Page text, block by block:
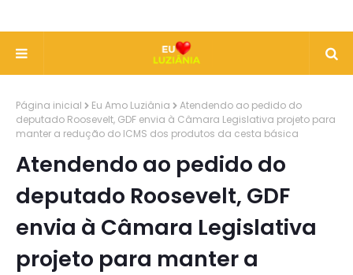
Página inicial Eu Amo Luziânia
Atendendo ao pedido do
deputado Roosevelt, GDF envia à Câmara Legislativa projeto para
manter a redução do ICMS dos produtos da cesta básica
Atendendo ao pedido do
deputado Roosevelt, GDF
envia à Câmara Legislativa
projeto para manter a